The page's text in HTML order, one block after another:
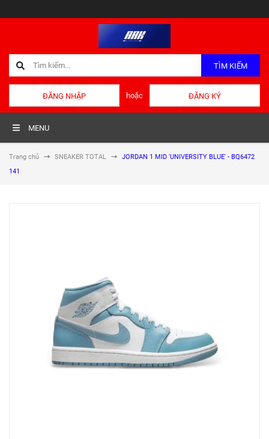
TÌM KIẾM
ĐĂNG NHẬP hoặc ĐĂNG KÝ
MENU
Trang chủ SNEAKER TOTAL
JORDAN 1 MID 'UNIVERSITY BLUE' - BQ6472
141